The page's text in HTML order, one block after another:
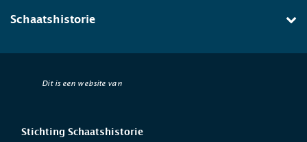
Schaatshistorie
Dit is een website van
Stichting Schaatshistorie